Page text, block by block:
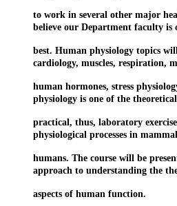
to work in several other major
believe our Department faculty is
best. Human physiology topics
cardiology, muscles, respiration,
human hormones, stress
physiology is one of the
practical, thus, laboratory
physiological processes in
humans. The course will be
approach to understanding the
aspects of human function.